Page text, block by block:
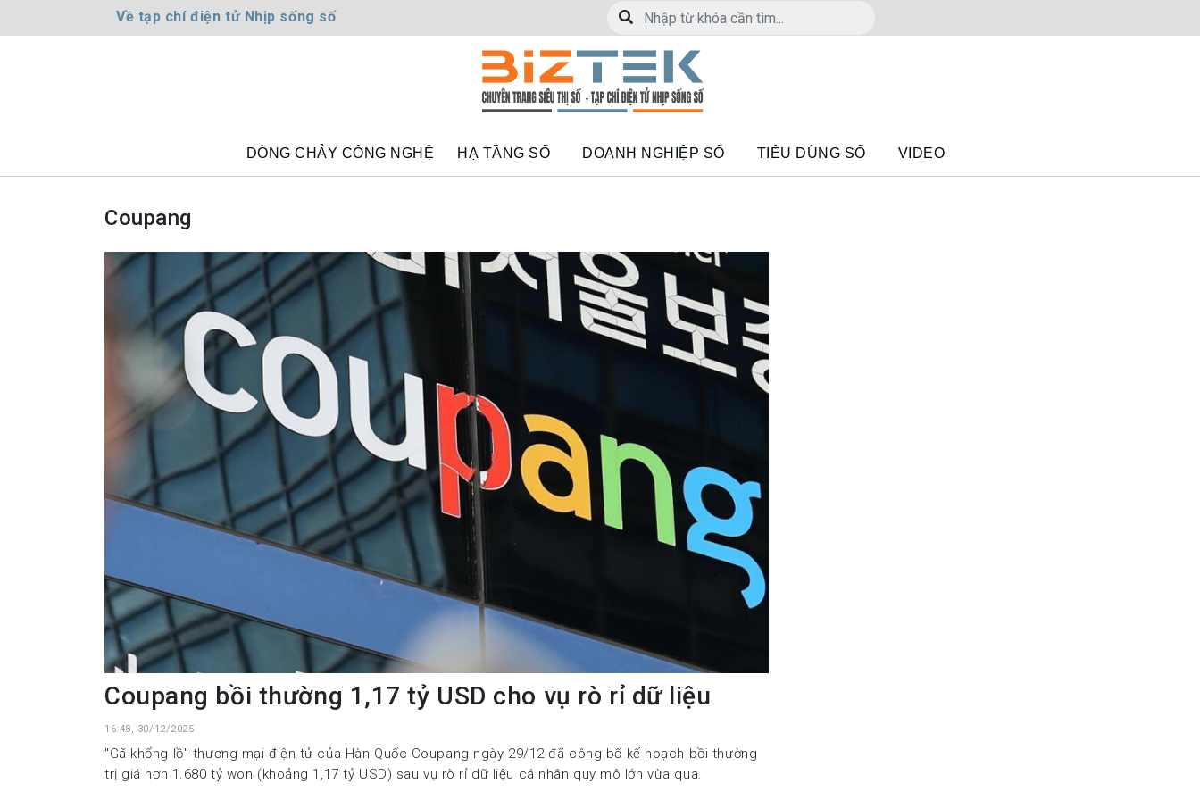
Về tạp chí điện tử Nhịp sống số
DÒNG CHẢY CÔNG NGHỆ HẠ TẦNG SỐ DOANH NGHIỆP SỐ TIÊU DÙNG SỐ VIDEO
Coupang
Coupang bồi thường 1,17 tỷ USD cho vụ rò rỉ dữ liệu
16:48, 30/12/2025
"Gã khổng lồ" thương mại điện tử của Hàn Quốc Coupang ngày 29/12 đã công bố kế hoạch bồi thường
trị giá hơn 1.680 tỷ won (khoảng 1,17 tỷ USD) sau vụ rò rỉ dữ liệu cá nhân quy mô lớn vừa qua.